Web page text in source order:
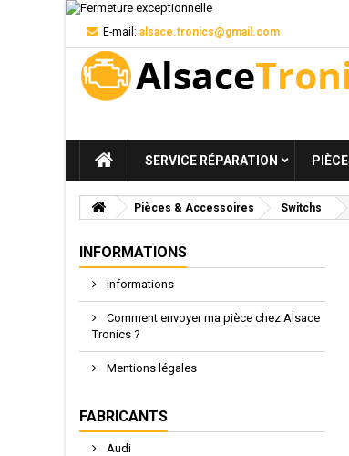
E-mail: alsace.tronics@gmail.com
SERVICE RÉPARATION
Pièces & Accessoires Switchs
INFORMATIONS
Informations
Comment envoyer ma pièce chez Alsace
Tronics ?
Mentions légales
FABRICANTS
Audi